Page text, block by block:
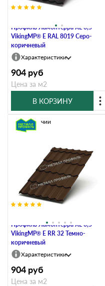
Профиль Ламонтерра XL 0,5
VikingMP® E RAL 8019 Серо-
коричневый
Характеристики
904 руб
Цена за м2
В КОРЗИНУ
Профиль Ламонтерра XL 0,5
VikingMP® E RR 32 Темно-
коричневый
В наличии
Характеристики
904 руб
Цена за м2